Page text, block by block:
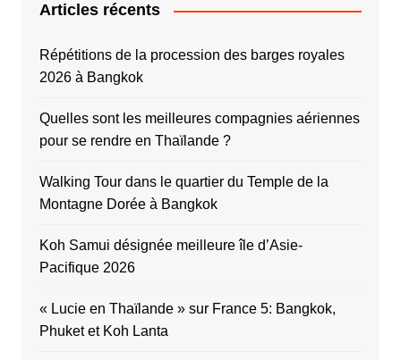
Articles récents
Répétitions de la procession des barges royales
2026 à Bangkok
Quelles sont les meilleures compagnies aériennes
pour se rendre en Thaïlande ?
Walking Tour dans le quartier du Temple de la
Montagne Dorée à Bangkok
Koh Samui désignée meilleure île d’Asie-
Pacifique 2026
« Lucie en Thaïlande » sur France 5: Bangkok,
Phuket et Koh Lanta